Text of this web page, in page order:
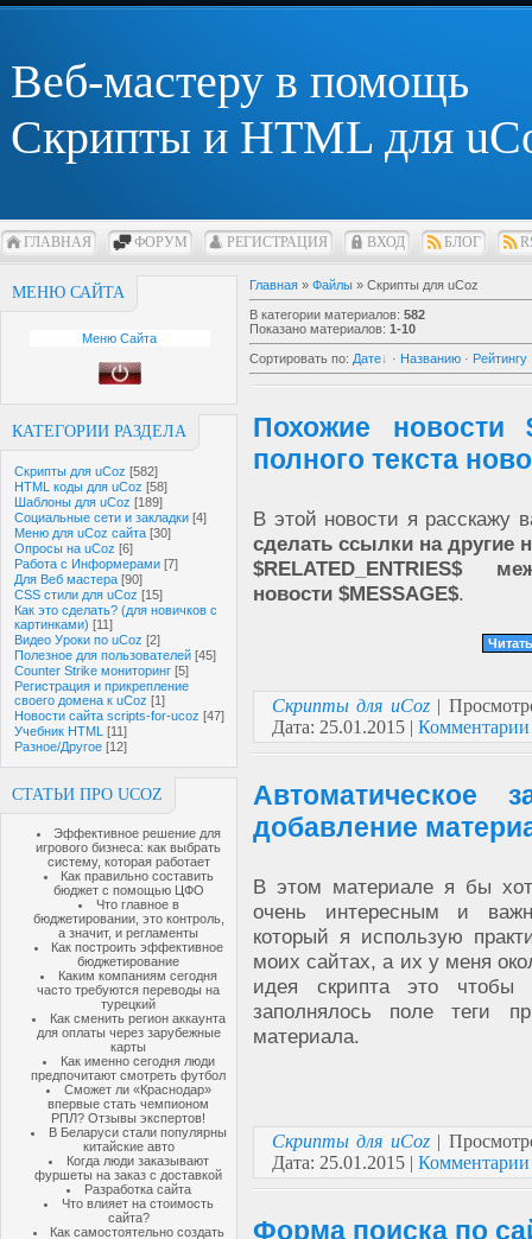
Веб-мастеру в помощь
Скрипты и HTML для
ГЛАВНАЯ ФОРУМ РЕГИСТРАЦИЯ ВХОД БЛОГ
МЕНЮ САЙТА
Меню Сайта
КАТЕГОРИИ РАЗДЕЛА
Скрипты для uCoz [582]
HTML коды для uCoz [58]
Шаблоны для uCoz [189]
Социальные сети и закладки [4]
Меню для uCoz сайта [30]
Опросы на uCoz [6]
Работа с Информерами [7]
Для Веб мастера [90]
CSS стили для uCoz [15]
Как это сделать? (для новичков с
картинками) [11]
Видео Уроки по uCoz [2]
Полезное для пользователей [45]
Counter Strike мониторинг [5]
Регистрация и прикрепление
своего домена к uCoz [1]
Новости сайта scripts-for-ucoz [47]
Учебник HTML [11]
Разное/Другое [12]
СТАТЬИ ПРО UCOZ
Эффективное решение для
игрового бизнеса: как выбрать
систему, которая работает
Как правильно составить
бюджет с помощью ЦФО
Что главное в
бюджетировании, это контроль,
а значит, и регламенты
Как построить эффективное
бюджетирование
Каким компаниям сегодня
часто требуются переводы на
турецкий
Как сменить регион аккаунта
для оплаты через зарубежные
карты
Как именно сегодня люди
предпочитают смотреть футбол
Сможет ли «Краснодар»
впервые стать чемпионом
РПЛ? Отзывы экспертов!
В Беларуси стали популярны
китайские авто
Когда люди заказывают
фуршеты на заказ с доставкой
Разработка сайта
Что влияет на стоимость
сайта?
Как самостоятельно создать
Главная » Файлы » Скрипты для uCoz
В категории материалов: 582
Показано материалов: 1-10
Сортировать по: Дате · Названию · Рейтингу
Похожие новости
полного текста
В этой новости я расскажу
сделать ссылки на другие
$RELATED_ENTRIES$
новости $MESSAGE$.
Скрипты для uCoz|
Дата: 25.01.2015 |
Автоматическое
добавление
В этом материале я бы
очень интересным и
который я использую
моих сайтах, а их у меня
идея скрипта это чтобы
заполнялось поле теги
материала.
Скрипты для uCoz|
Дата: 25.01.2015 | Комментарии
Форма поиска по